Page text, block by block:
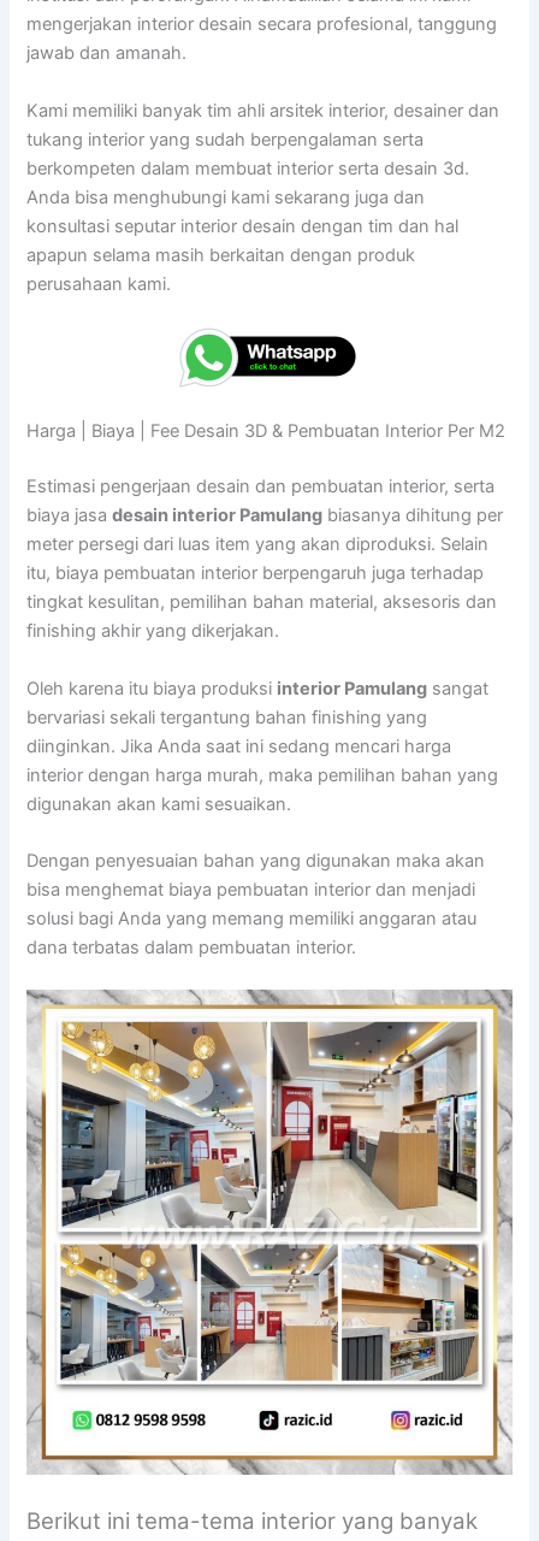
mengerjakan interior desain secara profesional, tanggung
jawab dan amanah.
Kami memiliki banyak tim ahli arsitek interior, desainer dan
tukang interior yang sudah berpengalaman serta
berkompeten dalam membuat interior serta desain 3d.
Anda bisa menghubungi kami sekarang juga dan
konsultasi seputar interior desain dengan tim dan hal
apapun selama masih berkaitan dengan produk
perusahaan kami.
Harga | Biaya | Fee Desain 3D & Pembuatan Interior Per M2
Estimasi pengerjaan desain dan pembuatan interior, serta
biaya jasadesain interior Pamulang biasanya dihitung per
meter persegi dari luas item yang akan diproduksi. Selain
itu, biaya pembuatan interior berpengaruh juga terhadap
tingkat kesulitan, pemilihan bahan material, aksesoris dan
finishing akhir yang dikerjakan.
Oleh karena itu biaya produksi interior Pamulang sangat
bervariasi sekali tergantung bahan finishing yang
diinginkan. Jika Anda saat ini sedang mencari harga
interior dengan harga murah, maka pemilihan bahan yang
digunakan akan kami sesuaikan.
Dengan penyesuaian bahan yang digunakan maka akan
bisa menghemat biaya pembuatan interior dan menjadi
solusi bagi Anda yang memang memiliki anggaran atau
dana terbatas dalam pembuatan interior.
Berikut ini tema-tema interior yang banyak